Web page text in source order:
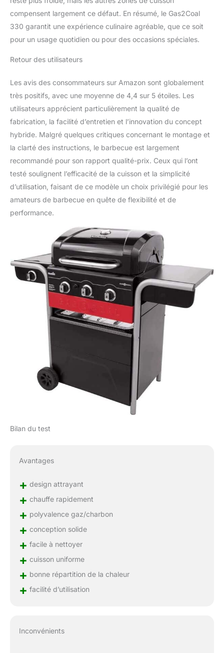
compensent largement ce défaut. En résumé, le Gas2Coal
330 garantit une expérience culinaire agréable, que ce soit
pour un usage quotidien ou pour des occasions spéciales.
Retour des utilisateurs
Les avis des consommateurs sur Amazon sont globalement
très positifs, avec une moyenne de 4,4 sur 5 étoiles. Les
utilisateurs apprécient particulièrement la qualité de
fabrication, la facilité d’entretien et l’innovation du concept
hybride. Malgré quelques critiques concernant le montage et
la clarté des instructions, le barbecue est largement
recommandé pour son rapport qualité-prix. Ceux qui l’ont
testé soulignent l’efficacité de la cuisson et la simplicité
d’utilisation, faisant de ce modèle un choix privilégié pour les
amateurs de barbecue en quête de flexibilité et de
performance.
Bilan du test
Avantages
+ design attrayant
+ chauffe rapidement
+ polyvalence gaz/charbon
+ conception solide
+ facile à nettoyer
+ cuisson uniforme
+ bonne répartition de la chaleur
+ facilité d’utilisation
Inconvénients